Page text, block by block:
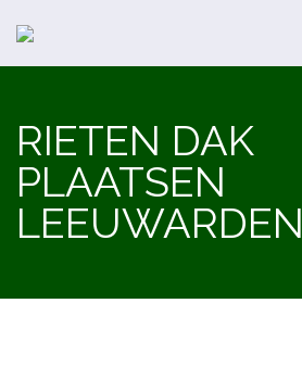
RIETEN DAK
PLAATSEN
LEEUWARDEN